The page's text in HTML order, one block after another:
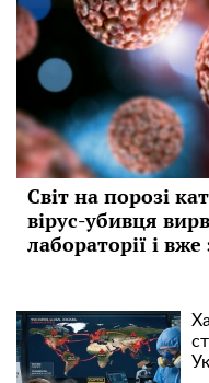
Світ на порозі
вірус-убивця
лабораторії і